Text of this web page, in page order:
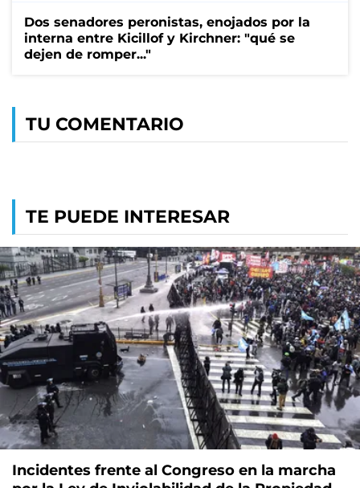
Dos senadores peronistas, enojados por la
interna entre Kicillof y Kirchner: "qué se
dejen de romper..."
TU COMENTARIO
TE PUEDE INTERESAR
Incidentes frente al Congreso en la marcha